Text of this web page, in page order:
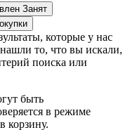
Занят
которые у нас
то, что вы искали,
поиска или
быть
в режиме
корзину.